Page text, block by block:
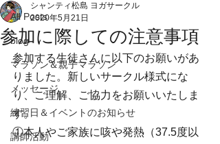
All Posts
blog
マラソン＆親子マラソン
メッセージ
練習日＆イベントのお知らせ
講師活動
参加に際しての注意事項
シャンティ松島 ヨガサークル
2020年5月21日
参加する生徒さんに以下のお願いがあ
りました。新しいサークル様式にな
り、ご理解、ご協力をお願いいたしま
す。
①本人やご家族に咳や発熱（37.5度以